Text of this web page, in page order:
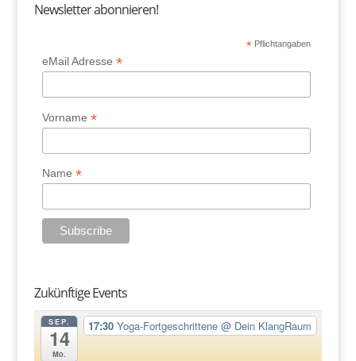
Newsletter abonnieren!
* Pflichtangaben
eMail Adresse*
Vorname*
Name*
Zukünftige Events
SEP.
14
Mo.
17:30Yoga-Fortgeschrittene@ Dein KlangRaum